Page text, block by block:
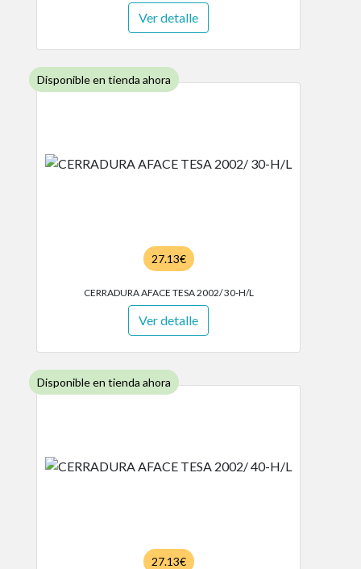
Ver detalle
Disponible en tienda ahora
27.13€
CERRADURA AFACE TESA 2002/ 30-H/L
Ver detalle
Disponible en tienda ahora
27.13€